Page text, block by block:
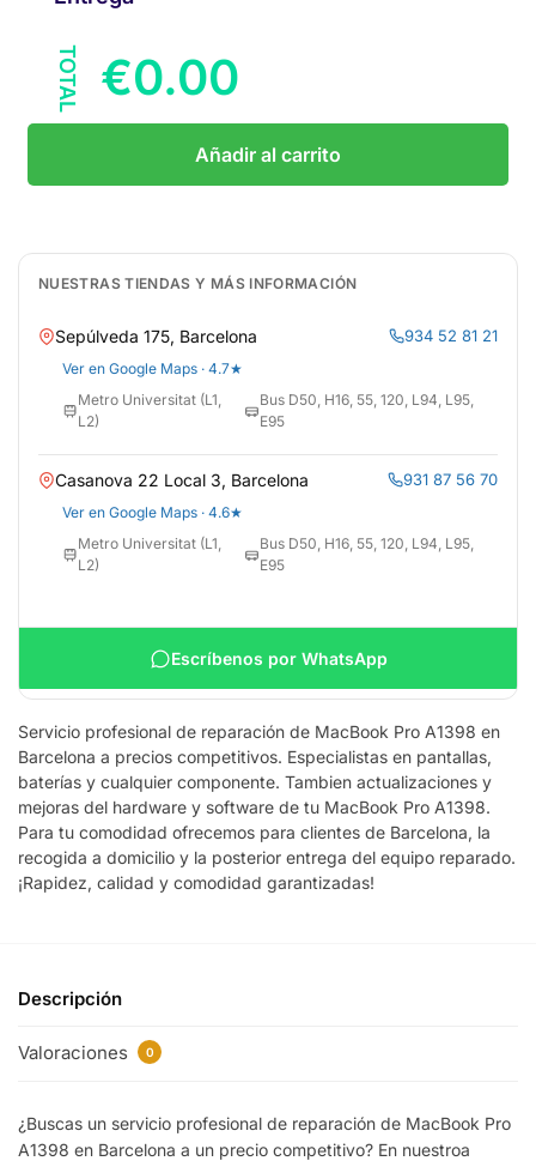
TOTAL €0.00
Añadir al carrito
NUESTRAS TIENDAS Y MÁS INFORMACIÓN
Sepúlveda 175, Barcelona 934 52 81 21
Ver en Google Maps · 4.7★
Metro Universitat (L1,
L2)
Bus D50, H16, 55, 120, L94, L95,
E95
Casanova 22 Local 3, Barcelona 931 87 56 70
Ver en Google Maps · 4.6★
Metro Universitat (L1,
L2)
Bus D50, H16, 55, 120, L94, L95,
E95
Escríbenos por WhatsApp
Servicio profesional de reparación de MacBook Pro A1398 en
Barcelona a precios competitivos. Especialistas en pantallas,
baterías y cualquier componente. Tambien actualizaciones y
mejoras del hardware y software de tu MacBook Pro A1398.
Para tu comodidad ofrecemos para clientes de Barcelona, la
recogida a domicilio y la posterior entrega del equipo reparado.
¡Rapidez, calidad y comodidad garantizadas!
Descripción
Valoraciones 0
¿Buscas un servicio profesional de reparación de MacBook Pro
A1398 en Barcelona a un precio competitivo? En nuestroa